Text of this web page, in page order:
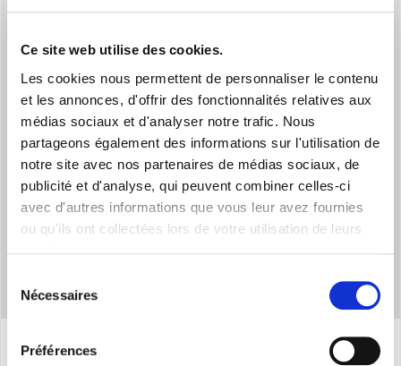
Ce site web utilise des cookies.
Les cookies nous permettent de personnaliser le contenu
et les annonces, d'offrir des fonctionnalités relatives aux
médias sociaux et d'analyser notre trafic. Nous
partageons également des informations sur l'utilisation de
notre site avec nos partenaires de médias sociaux, de
publicité et d'analyse, qui peuvent combiner celles-ci
avec d'autres informations que vous leur avez fournies
ou qu'ils ont collectées lors de votre utilisation de leurs
Nécessaires
Préférences
FLUO SHELLS
Coque élégante et transparente aux couleurs fluo vives